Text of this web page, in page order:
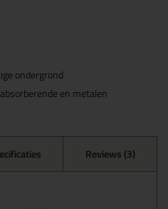
ondergrond
en metalen
Reviews (3)